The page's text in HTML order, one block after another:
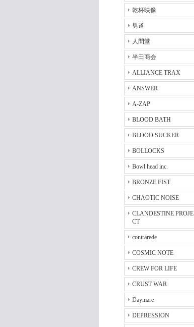
乾杯映像
男道
人間堂
半田商会
ALLIANCE TRAX
ANSWER
A-ZAP
BLOOD BATH
BLOOD SUCKER
BOLLOCKS
Bowl head inc.
BRONZE FIST
CHAOTIC NOISE
CLANDESTINE PROJE
CT
contrarede
COSMIC NOTE
CREW FOR LIFE
CRUST WAR
Daymare
DEPRESSION